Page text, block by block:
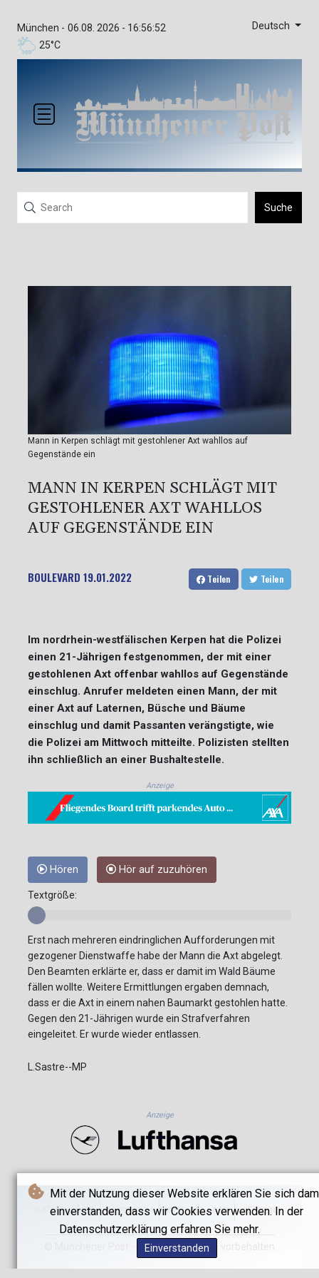
Mit der Nutzung dieser Website erklären Sie sich
einverstanden, dass wir Cookies verwenden. In der
Datenschutzerklärung erfahren Sie mehr.
Einverstanden
München -
25°C
06.08. 2026 - 16:56:52 Deutsch
Suche
Mann in Kerpen schlägt mit gestohlener Axt wahllos auf
Gegenstände ein
MANN IN KERPEN SCHLÄGT MIT
GESTOHLENER AXT WAHLLOS
AUF GEGENSTÄNDE EIN
BOULEVARD 19.01.2022 Teilen Teilen
Im nordrhein-westfälischen Kerpen hat die Polizei
einen 21-Jährigen festgenommen, der mit einer
gestohlenen Axt offenbar wahllos auf Gegenstände
einschlug. Anrufer meldeten einen Mann, der mit
einer Axt auf Laternen, Büsche und Bäume
einschlug und damit Passanten verängstigte, wie
die Polizei am Mittwoch mitteilte. Polizisten stellten
ihn schließlich an einer Bushaltestelle.
Anzeige
Hören Hör auf zuzuhören
Textgröße:
Erst nach mehreren eindringlichen Aufforderungen mit
gezogener Dienstwaffe habe der Mann die Axt abgelegt.
Den Beamten erklärte er, dass er damit im Wald Bäume
fällen wollte. Weitere Ermittlungen ergaben demnach,
dass er die Axt in einem nahen Baumarkt gestohlen hatte.
Gegen den 21-Jährigen wurde ein Strafverfahren
eingeleitet. Er wurde wieder entlassen.
L.Sastre--MP
Anzeige
DATENSCHUTZ IMPRESSUM NUTZUNG / AGB WERBUNG
© Münchener Post - 2026 - Alle Rechte vorbehalten